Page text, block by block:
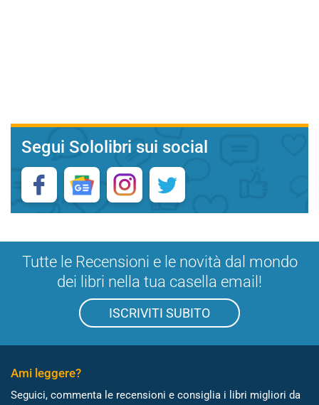
Segui Sololibri sui social
Tutte le Recensioni e le novità dal mondo
dei libri nella tua casella email!
ISCRIVITI SUBITO
Ami leggere?
Seguici, commenta le recensioni e consiglia i libri migliori da